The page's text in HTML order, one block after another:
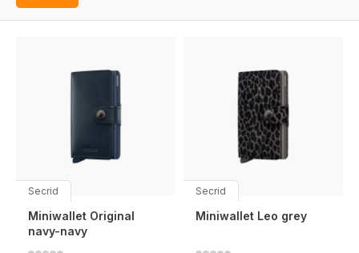
Secrid
Miniwallet Original
navy-navy
Secrid
Miniwallet Leo grey